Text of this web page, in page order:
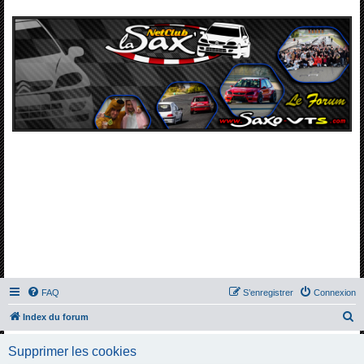
FAQ Connexion
S’enregistrer
Index du forum
Supprimer les cookies